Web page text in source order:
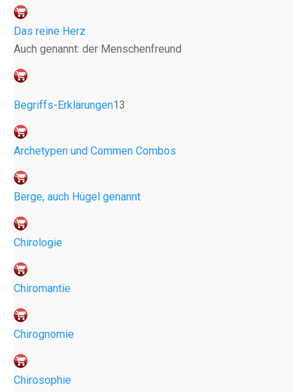
Das reine Herz
Auch genannt: der Menschenfreund
Begriffs-Erklärungen13
Archetypen und Commen Combos
Berge, auch Hügel genannt
Chirologie
Chiromantie
Chirognomie
Chirosophie